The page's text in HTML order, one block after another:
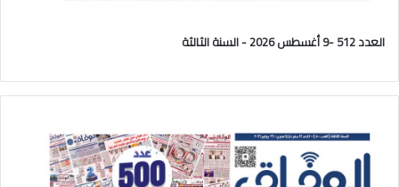
العدد 512 -9 أغسطس 2026 - السنة الثالثة